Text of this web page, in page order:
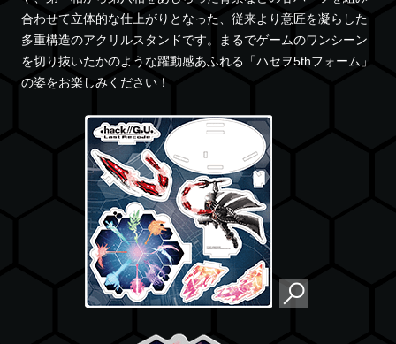
合わせて立体的な仕上がりとなった、従来より意匠を凝らした
多重構造のアクリルスタンドです。まるでゲームのワンシーン
を切り抜いたかのような躍動感あふれる「ハセヲ5thフォーム」
の姿をお楽しみください！